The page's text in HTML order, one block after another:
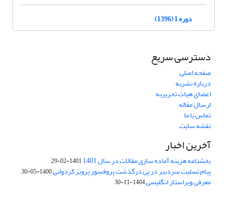
دوره 1 (1396)
دسترسی سریع
صفحه اصلی
درباره نشریه
اعضای هیات تحریریه
ارسال مقاله
تماس با ما
نقشه سایت
آخرین اخبار
بخشنامه هزینه آماده سازی مقالات در سال 1401 1401-02-29
پیام تسلیت سردبیر در پی درگذشت پروفسور پرویز کردوانی1400-05-30
معرفی ویراستار انگلیسی1404-11-30